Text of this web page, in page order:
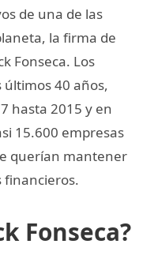
de una de las
la firma de
Fonseca. Los
últimos 40 años,
hasta 2015 y en
15.600 empresas
querían mantener
financieros.
Fonseca?